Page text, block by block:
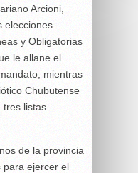
Arcioni,
elecciones
y Obligatorias
le allane el
mientras
Chubutense
tres listas
de la provincia
para ejercer el